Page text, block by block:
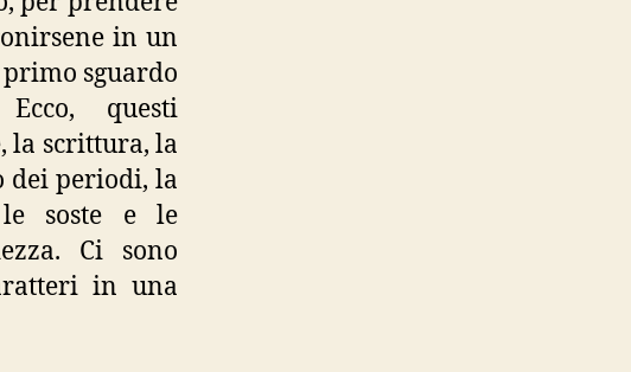
in un
sguardo
questi
la scrittura, la
dei periodi, la
le soste e le
Ci sono
in una